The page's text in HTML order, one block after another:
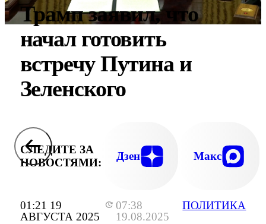
01:21 19
АВГУСТА 2025
07:38
19.08.2025
ПОЛИТИКА
Трамп заявил, что
начал готовить
встречу Путина и
Зеленского
СЛЕДИТЕ ЗА
НОВОСТЯМИ:
Дзен Макс